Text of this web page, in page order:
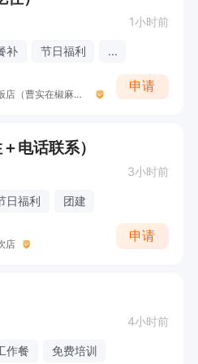
1小时前
补 节日福利 ...
洛阳市涧西区铨铨餐饮饭店（曹实在椒麻鱼.鱼杂火锅）
申请
电话联系）
3小时前
日福利 团建
店
申请
4小时前
作餐 免费培训